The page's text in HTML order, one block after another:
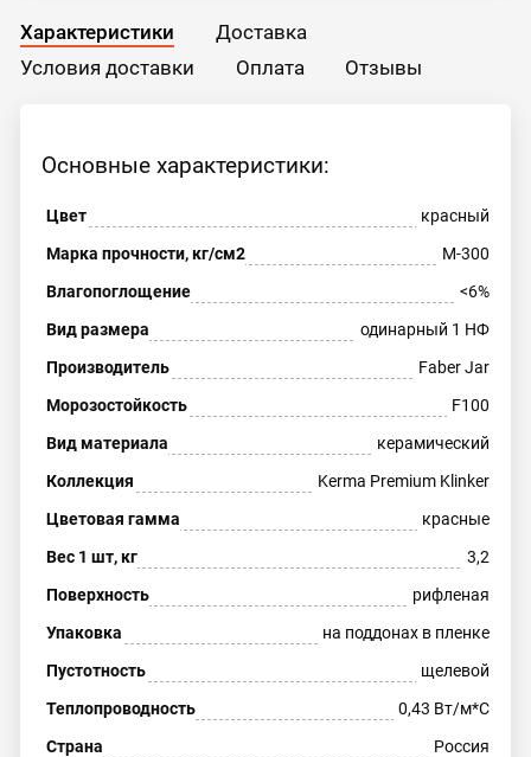
Характеристики
Доставка
Условия доставки
Оплата Отзывы
Основные характеристики:
Цвет
красный
Марка прочности, кг/см2
М-300
Влагопоглощение
<6%
Вид размера
одинарный 1 НФ
Производитель
Faber Jar
Морозостойкость
F100
Вид материала
керамический
Коллекция
Kerma Premium Klinker
Цветовая гамма
красные
Вес 1 шт, кг
3,2
Поверхность
рифленая
Упаковка
на поддонах в пленке
Пустотность
щелевой
Теплопроводность
0,43 Вт/м*С
Страна
Россия